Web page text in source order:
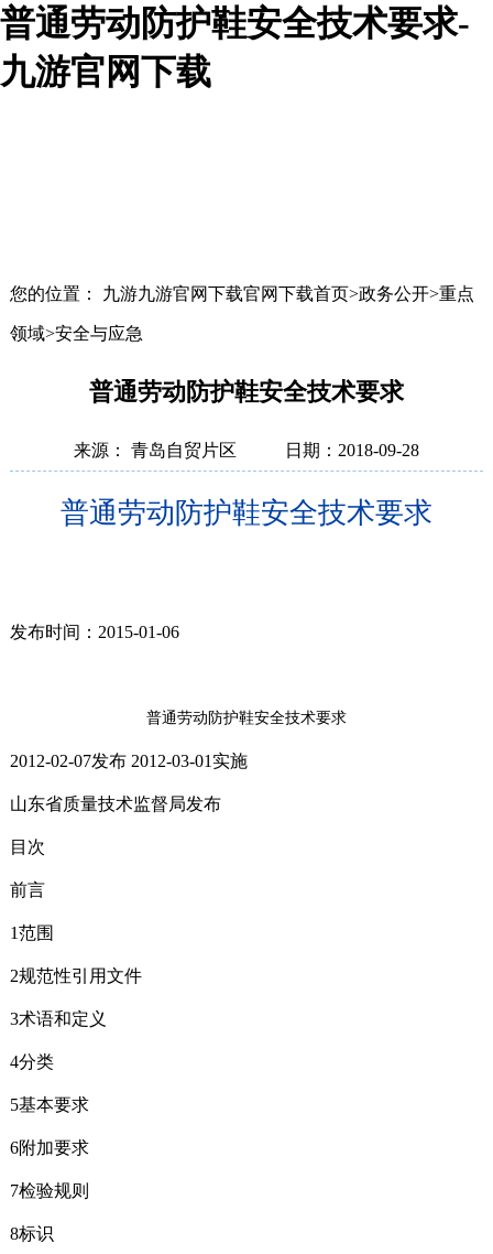
普通劳动防护鞋安全技术要求-
九游官网下载
您的位置： 九游九游官网下载官网下载首页>政务公开>重点
领域>安全与应急
普通劳动防护鞋安全技术要求
来源： 青岛自贸片区 日期：2018-09-28
普通劳动防护鞋安全技术要求
发布时间：2015-01-06
普通劳动防护鞋安全技术要求
2012-02-07发布 2012-03-01实施
山东省质量技术监督局发布
目次
前言
1范围
2规范性引用文件
3术语和定义
4分类
5基本要求
6附加要求
7检验规则
8标识